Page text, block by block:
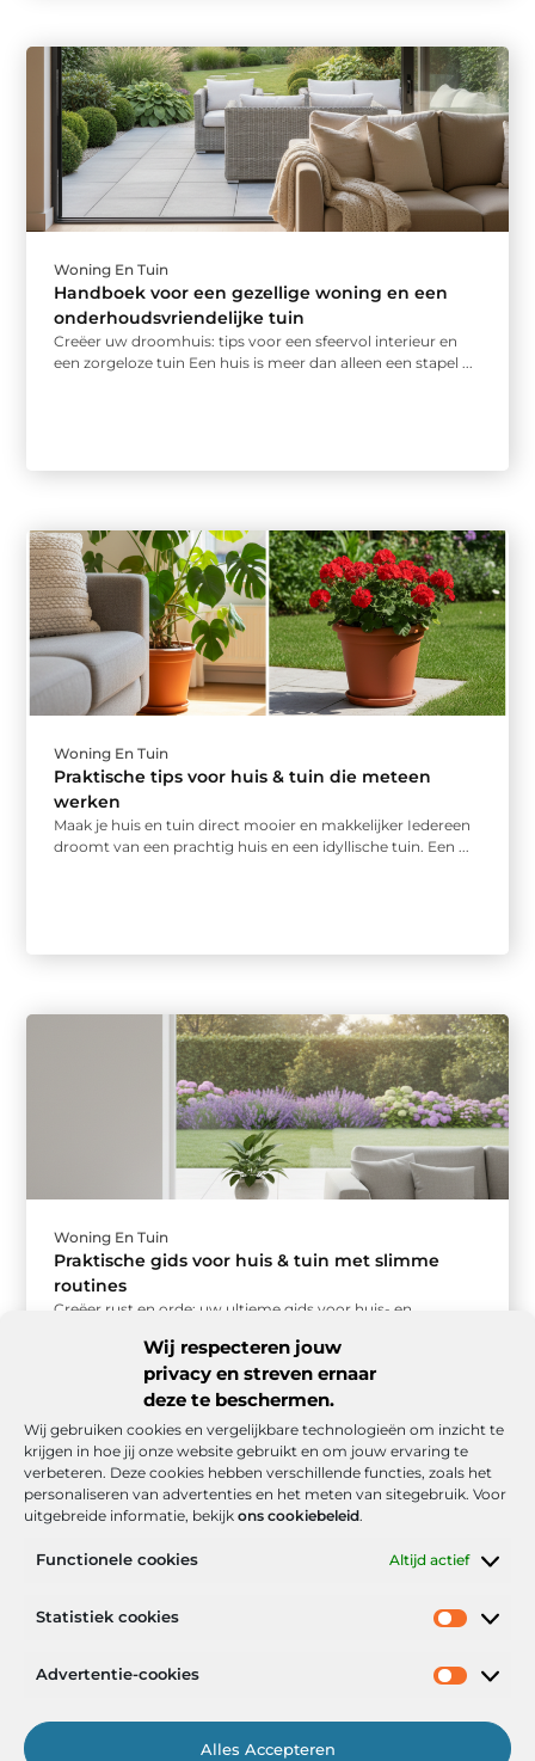
Wij respecteren jouw
privacy en streven ernaar
deze te beschermen.
Wij gebruiken cookies en vergelijkbare technologieën om inzicht te
krijgen in hoe jij onze website gebruikt en om jouw ervaring te
verbeteren. Deze cookies hebben verschillende functies, zoals het
personaliseren van advertenties en het meten van sitegebruik. Voor
uitgebreide informatie, bekijk ons cookiebeleid.
Functionele cookies Altijd actief
Statistiek cookies
Advertentie-cookies
Alles Accepteren
Woning En Tuin
Handboek voor een gezellige woning en een
onderhoudsvriendelijke tuin
Creëer uw droomhuis: tips voor een sfeervol interieur en
een zorgeloze tuin Een huis is meer dan alleen een stapel ...
Woning En Tuin
Praktische tips voor huis & tuin die meteen
werken
Maak je huis en tuin direct mooier en makkelijker Iedereen
droomt van een prachtig huis en een idyllische tuin. Een ...
Woning En Tuin
Praktische gids voor huis & tuin met slimme
routines
Creëer rust en orde: uw ultieme gids voor huis- en
Onze informatie